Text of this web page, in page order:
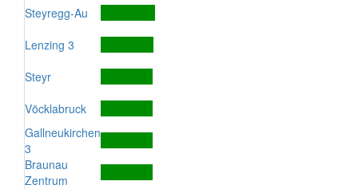
Steyregg-Au
Lenzing 3
Steyr
Vöcklabruck
Gallneukirchen
3
Braunau
Zentrum